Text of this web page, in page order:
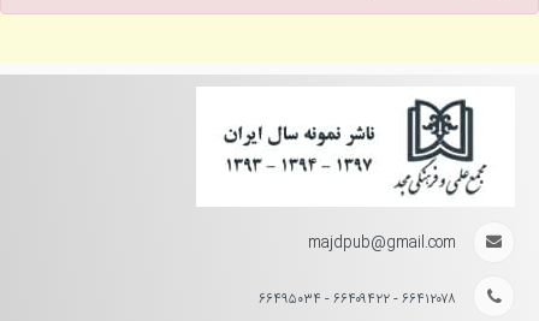
majdpub@gmail.com
۶۶۴۱۲۰۷۸ - ۶۶۴۰۹۴۲۲ - ۶۶۴۹۵۰۳۴